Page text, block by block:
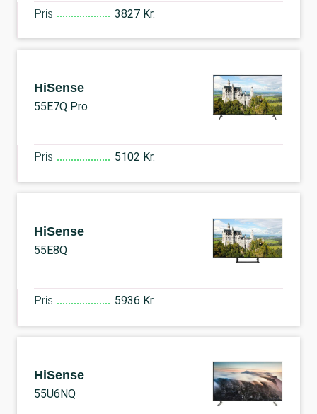
Pris 3827 Kr.
HiSense
55E7Q Pro
Pris 5102 Kr.
HiSense
55E8Q
Pris 5936 Kr.
HiSense
55U6NQ